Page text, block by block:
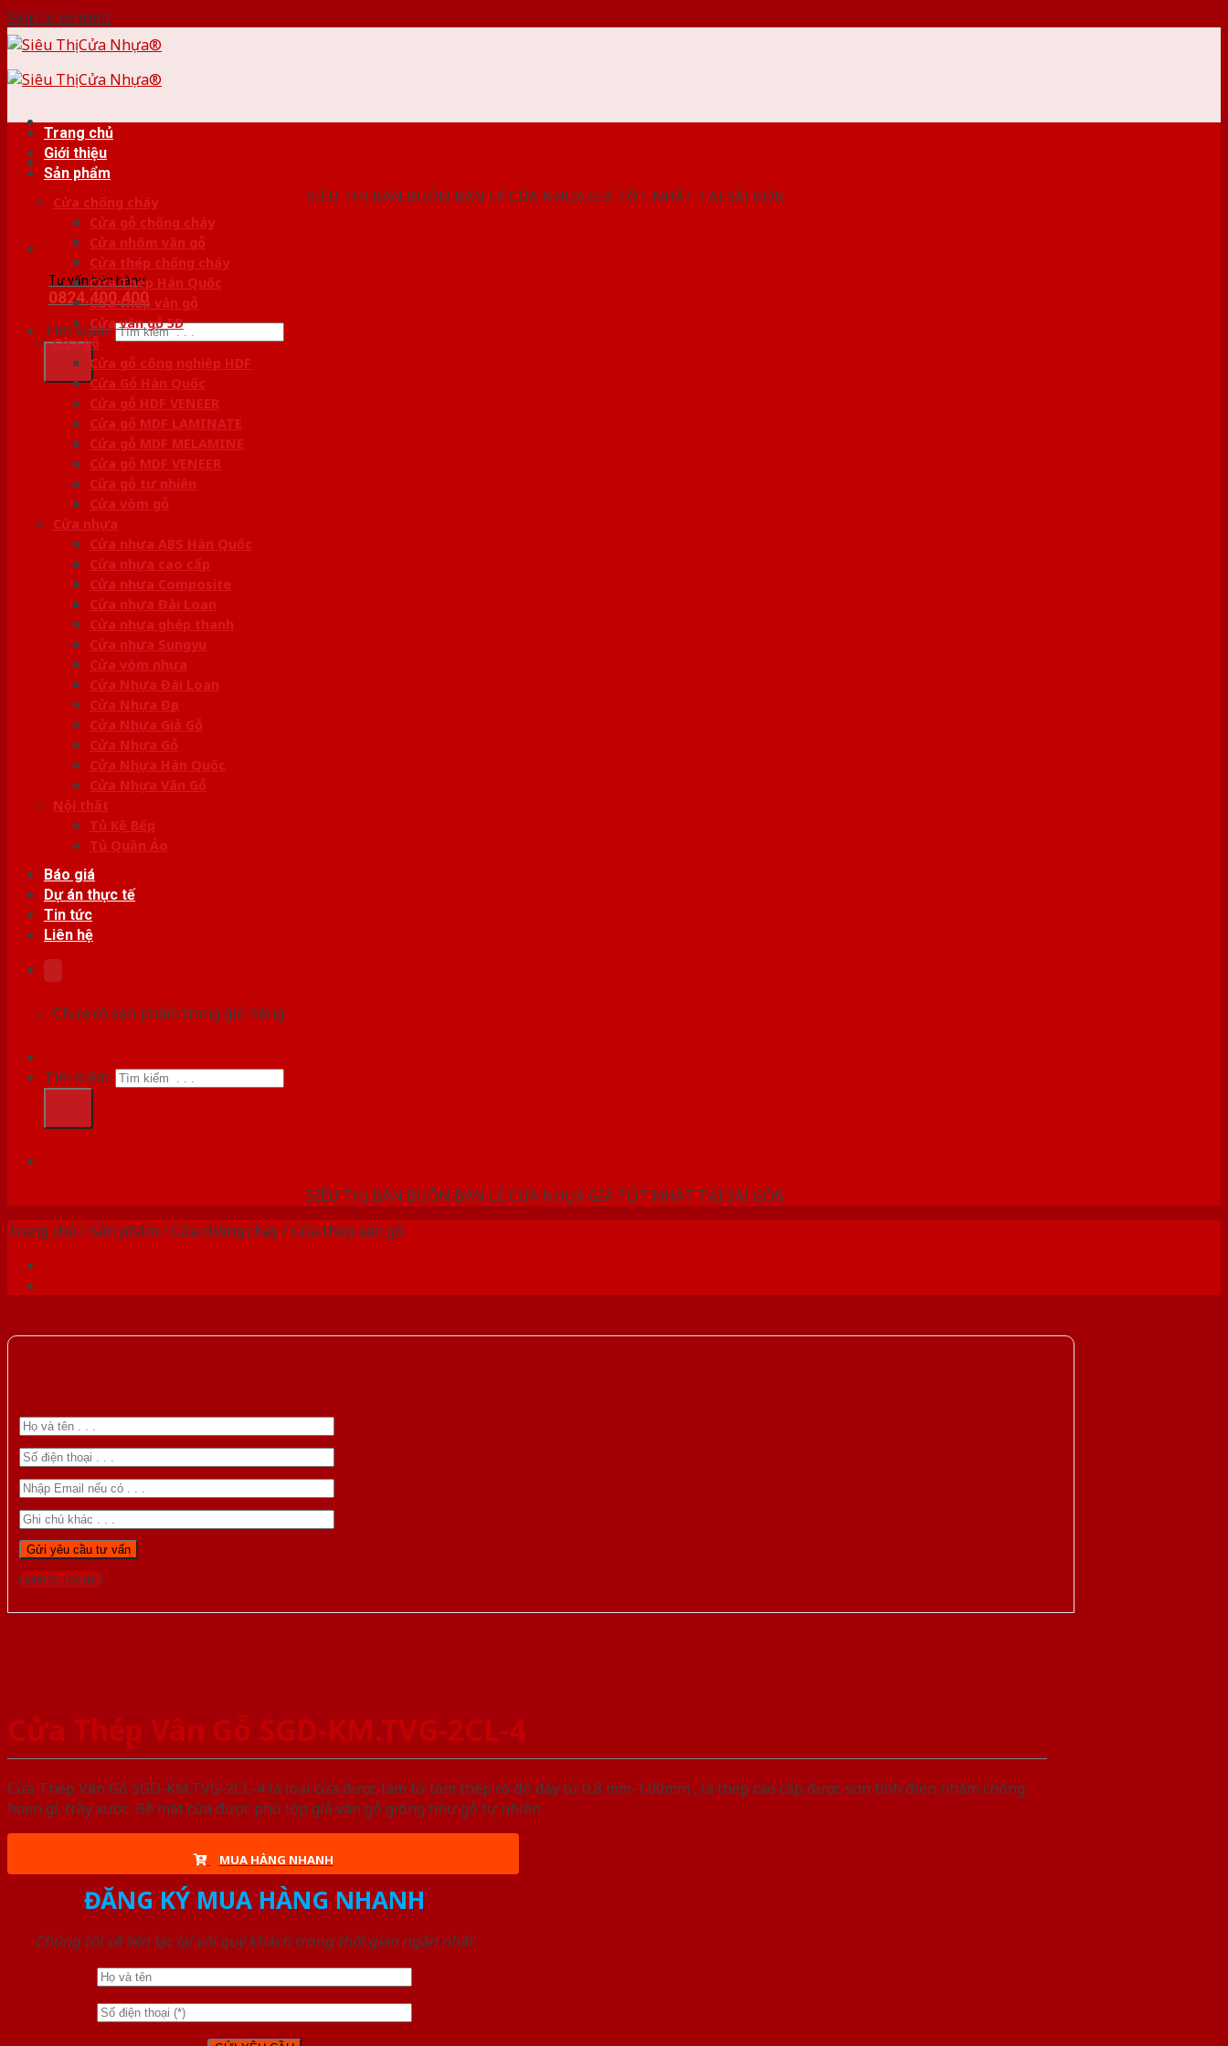
Skip to content
SIÊU THỊ BÁN BUÔN BÁN LẺ CỬA NHỰA GIÁ TỐT NHẤT TẠI SÀI GÒN
Tư vấn bán hàng
0824.400.400
Tìm kiếm:
Trang chủ
Giới thiệu
Sản phẩm
Cửa chống cháy
Cửa gỗ chống cháy
Cửa nhôm vân gỗ
Cửa thép chống cháy
Cửa Thép Hàn Quốc
Cửa thép vân gỗ
Cửa vân gỗ 5D
Cửa gỗ
Cửa gỗ công nghiệp HDF
Cửa Gỗ Hàn Quốc
Cửa gỗ HDF VENEER
Cửa gỗ MDF LAMINATE
Cửa gỗ MDF MELAMINE
Cửa gỗ MDF VENEER
Cửa gỗ tự nhiên
Cửa vòm gỗ
Cửa nhựa
Cửa nhựa ABS Hàn Quốc
Cửa nhựa cao cấp
Cửa nhựa Composite
Cửa nhựa Đài Loan
Cửa nhựa ghép thanh
Cửa nhựa Sungyu
Cửa vòm nhựa
Cửa Nhựa Đài Loan
Cửa Nhựa Đẹp
Cửa Nhựa Giả Gỗ
Cửa Nhựa Gỗ
Cửa Nhựa Hàn Quốc
Cửa Nhựa Vân Gỗ
Nội thất
Tủ Kệ Bếp
Tủ Quần Áo
Báo giá
Dự án thực tế
Tin tức
Liên hệ
Chưa có sản phẩm trong giỏ hàng.
Tìm kiếm:
SIÊU THỊ BÁN BUÔN BÁN LẺ CỬA NHỰA GIÁ TỐT NHẤT TẠI SÀI GÒN
Trang chủ /Sản phẩm /Cửa chống cháy/Cửa thép vân gỗ
Gọi 0976.169.864
Cửa Thép Vân Gỗ SGD-KM.TVG-2CL-4
Cửa Thép Vân Gỗ SGD-KM.TVG-2CL-4 là loại cửa được làm từ tấm thép có độ dày từ 0,8 mm-1.00mm , là thép cao cấp được sơn tĩnh điện nhằm chống
hoen gỉ, trầy xước. Bề mặt cửa được phủ lớp giả vân gỗ giống như gỗ tự nhiên
MUA HÀNG NHANH
ĐĂNG KÝ MUA HÀNG NHANH
Chúng tôi sẽ liên lạc lại với quý khách trong thời gian ngắn nhất